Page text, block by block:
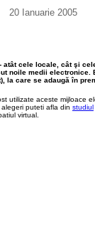
20 Ianuarie 2005
atât cele locale, cât şi
noile medii
la care se adaugă în
utilizate aceste mijloace
puteti afla din studiul
virtual.